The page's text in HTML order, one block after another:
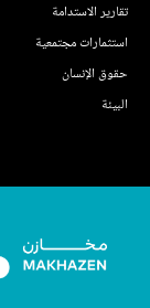
تقارير الاستدامة
استثمارات مجتمعية
حقوق الإنسان
البيئة